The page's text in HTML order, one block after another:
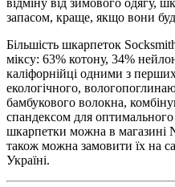
запасом, краще, якщо вони
Більшість шкарпеток
міксу: 63% котону, 34%
каліфорнійці одними з
екологічного,
бамбукового волокна,
спандексом для
шкарпетки можна в магазині
також можна замовити їх на
Україні.